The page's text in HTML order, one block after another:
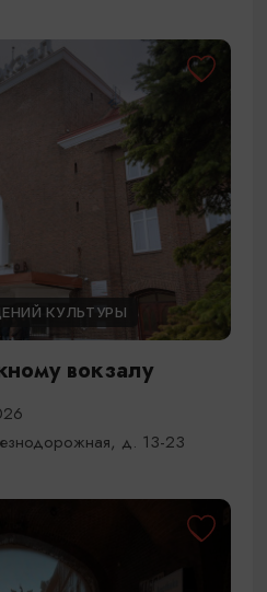
КУЛЬТУРЫ
вокзалу
д. 13-23